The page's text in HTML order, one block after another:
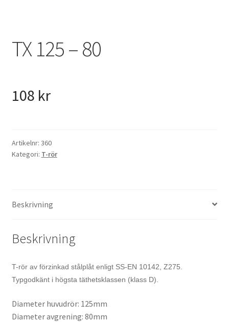
TX 125 – 80
108 kr
Artikelnr: 360
Kategori: T-rör
Beskrivning
Beskrivning
T-rör av förzinkad stålplåt enligt SS-EN 10142, Z275.
Typgodkänt i högsta täthetsklassen (klass D).
Diameter huvudrör: 125mm
Diameter avgrening: 80mm